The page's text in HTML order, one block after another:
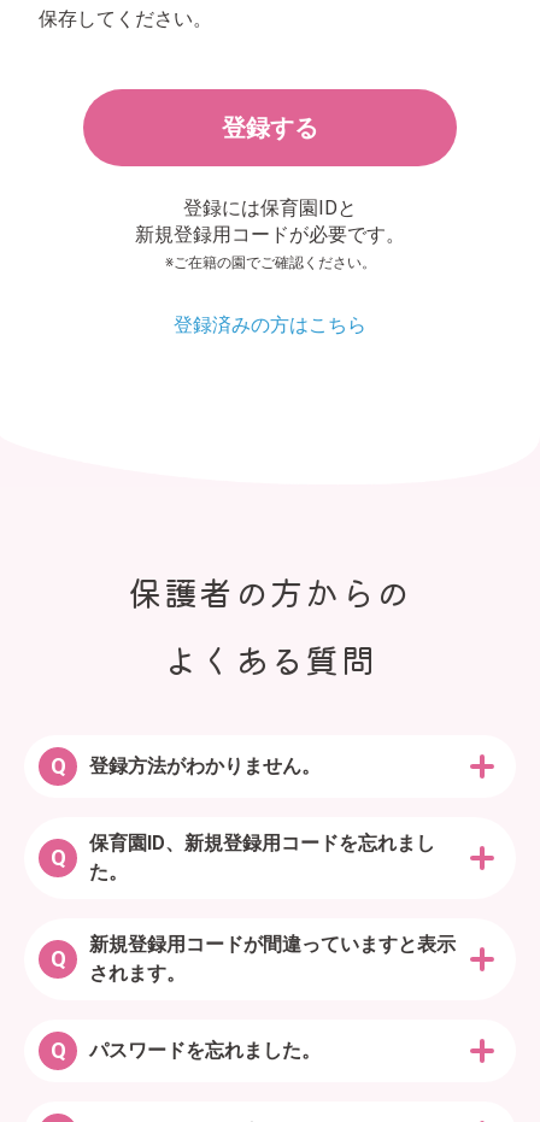
保存してください。
登録する
登録には保育園IDと
新規登録用コードが必要です。
※ご在籍の園でご確認ください。
登録済みの方はこちら
保護者の方からの
よくある質問
Q 登録方法がわかりません。
Q
保育園ID、新規登録用コードを忘れまし
た。
Q
新規登録用コードが間違っていますと表示
されます。
Q パスワードを忘れました。